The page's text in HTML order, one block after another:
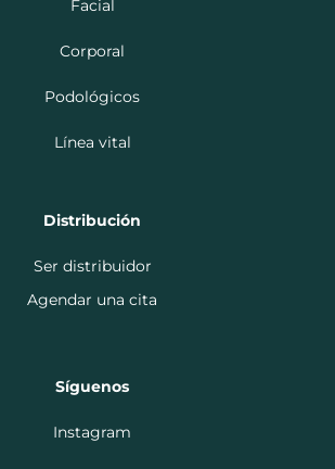
Facial
Corporal
Podológicos
Línea vital
Distribución
Ser distribuidor
Agendar una cita
Síguenos
Instagram